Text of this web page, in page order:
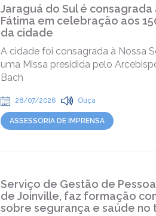
Jaraguá do Sul é consagrada
Fátima em celebração aos
da cidade
A cidade foi consagrada à Nossa
uma Missa presidida pelo
Bach
28/07/2026 Ouça
ASSESSORIA DE IMPRENSA
Serviço de Gestão de
de Joinville, faz formação
sobre segurança e saúde no